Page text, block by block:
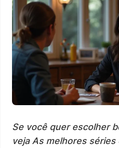
Se você quer escolher
veja As melhores séries